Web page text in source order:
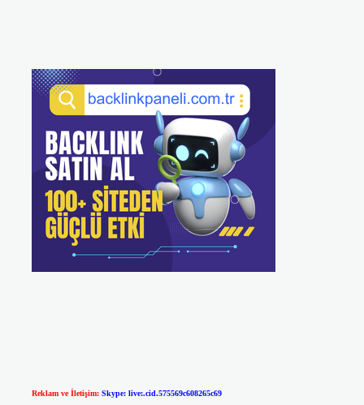
Reklam ve İletişim: Skype: live:.cid.575569c608265c69